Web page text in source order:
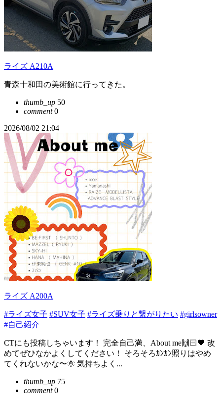
ライズ A210A
青森十和田の美術館に行ってきた。
thumb_up 50
comment0
2026/08/02 21:04
ライズ A200A
#ライズ女子 #SUV女子 #ライズ乗りと繋がりたい #girlsowner
#自己紹介
CTにも投稿しちゃいます！ 完全自己満、About me🙌🏻🖤 改
めてぜひなかよくしてください！ そろそろｶﾝｶﾝ照りはやめ
てくれないかな〜🌞 気持ちよく...
thumb_up 75
comment0